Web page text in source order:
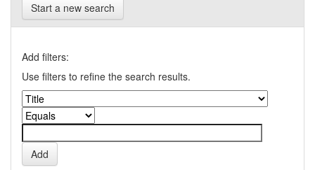
Start a new search
Add filters:
Use filters to refine the search results.